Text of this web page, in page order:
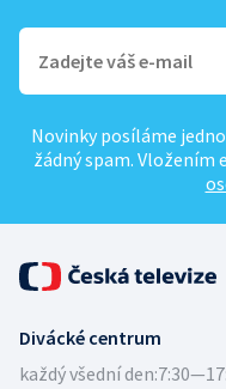
Novinky posíláme
žádný spam. Vložením